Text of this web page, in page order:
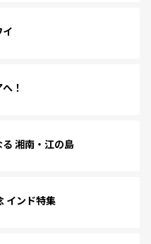
！
湘南・江の島
インド特集